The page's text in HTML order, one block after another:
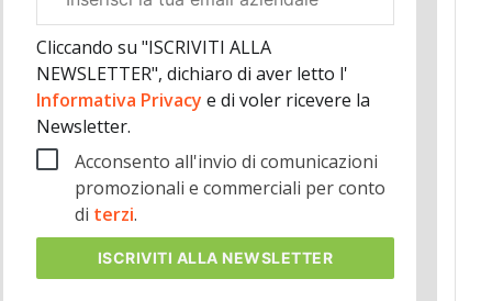
aziendale
Cliccando su "ISCRIVITI ALLA
NEWSLETTER", dichiaro di aver letto l'
Informativa Privacy e di voler ricevere la
Newsletter.
Acconsento all'invio di comunicazioni
promozionali e commerciali per conto
di terzi.
ISCRIVITI ALLA NEWSLETTER